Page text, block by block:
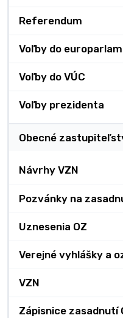
Referendum
Voľby do
Voľby do VÚC
Voľby prezidenta
Obecné
Návrhy VZN
Pozvánky na
Uznesenia OZ
Verejné vyhlášky a
VZN
Zápisnice zasadnutí